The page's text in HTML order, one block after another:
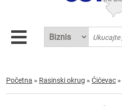
Početna » Rasinski okrug » Ćićevac »